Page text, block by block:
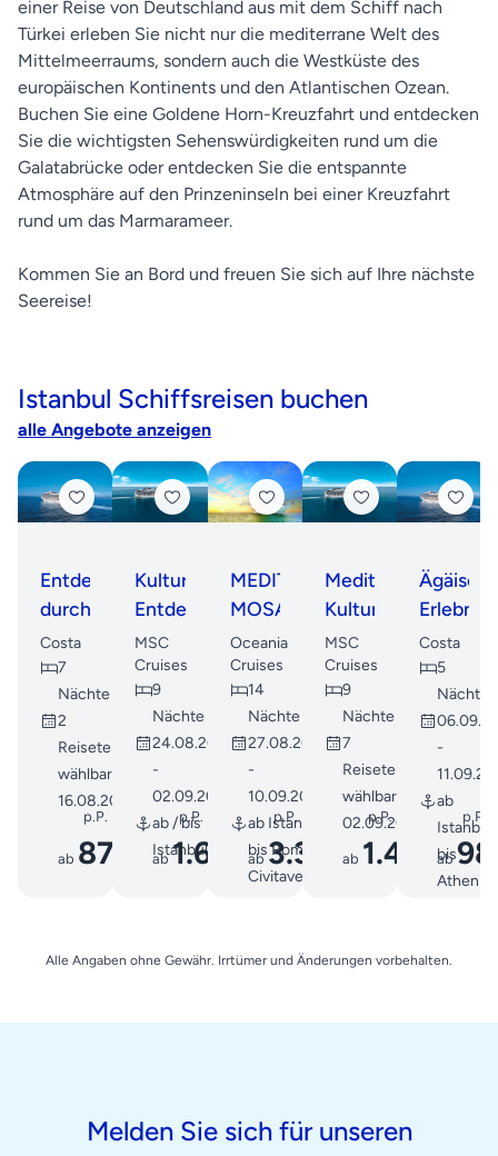
einer Reise von Deutschland aus mit dem Schiff nach
Türkei erleben Sie nicht nur die mediterrane Welt des
Mittelmeerraums, sondern auch die Westküste des
europäischen Kontinents und den Atlantischen Ozean.
Buchen Sie eine Goldene Horn-Kreuzfahrt und entdecken
Sie die wichtigsten Sehenswürdigkeiten rund um die
Galatabrücke oder entdecken Sie die entspannte
Atmosphäre auf den Prinzeninseln bei einer Kreuzfahrt
rund um das Marmarameer.
Kommen Sie an Bord und freuen Sie sich auf Ihre nächste
Seereise!
Istanbul Schiffsreisen buchen
alle Angebote anzeigen
Entdeckungsreise
durch
die
Ägäis
Costa
7
Nächte
2
Reisetermine
wählbar ab
16.08.2026
p.P.
ab 879
Kulturelle
Entdeckungsreise
durch
das
östliche
Mittelme...
MSC
Cruises
9
Nächte
24.08.2026
-
02.09.2026
ab / bis
Istanbul
p.P.
ab1.688€
MEDITERRANEAN
MOSAIC
Oceania
Cruises
14
Nächte
27.08.2026
-
10.09.2026
ab Istanbul
bis Rom /
Civitavecchia
p.P.
ab3.370€
Mediterrane
Kulturreise
ab
Istanbul
MSC
Cruises
9
Nächte
7
Reisetermine
wählbar ab
02.09.2026
p.P.
ab 1.479€
Von
den
zu
den
Inseln
d...
Costa
5
Nächte
-
ab
Istanbul
bis
Athen
p.P.
ab
Alle Angaben ohne Gewähr. Irrtümer und Änderungen vorbehalten.
Melden Sie sich für unseren